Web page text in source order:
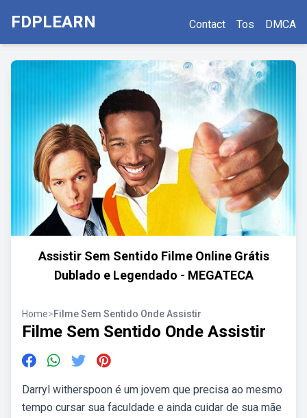
FDPLEARN Contact Tos DMCA
Assistir Sem Sentido Filme Online Grátis
Dublado e Legendado - MEGATECA
Home>Filme Sem Sentido Onde Assistir
Filme Sem Sentido Onde Assistir
Darryl witherspoon é um jovem que precisa ao mesmo
tempo cursar sua faculdade e ainda cuidar de sua mãe